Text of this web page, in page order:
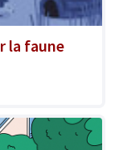
la faune